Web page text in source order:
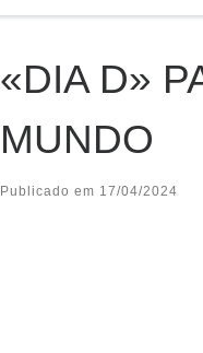
«DIA D»
MUNDO
Publicado em 17/04/2024